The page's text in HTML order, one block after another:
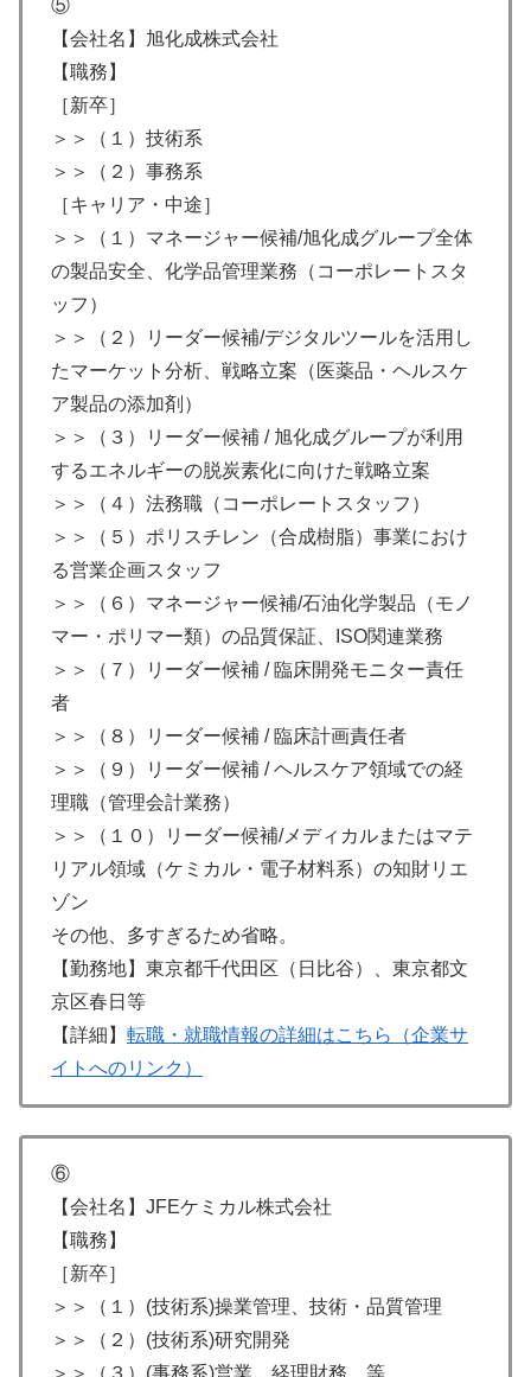
⑤
【会社名】旭化成株式会社
【職務】
［新卒］
＞＞（１）技術系
＞＞（２）事務系
［キャリア・中途］
＞＞（１）マネージャー候補/旭化成グループ全体
の製品安全、化学品管理業務（コーポレートスタ
ッフ）
＞＞（２）リーダー候補/デジタルツールを活用し
たマーケット分析、戦略立案（医薬品・ヘルスケ
ア製品の添加剤）
＞＞（３）リーダー候補 / 旭化成グループが利用
するエネルギーの脱炭素化に向けた戦略立案
＞＞（４）法務職（コーポレートスタッフ）
＞＞（５）ポリスチレン（合成樹脂）事業におけ
る営業企画スタッフ
＞＞（６）マネージャー候補/石油化学製品（モノ
マー・ポリマー類）の品質保証、ISO関連業務
＞＞（７）リーダー候補 / 臨床開発モニター責任
者
＞＞（８）リーダー候補 / 臨床計画責任者
＞＞（９）リーダー候補 / ヘルスケア領域での経
理職（管理会計業務）
＞＞（１０）リーダー候補/メディカルまたはマテ
リアル領域（ケミカル・電子材料系）の知財リエ
ゾン
その他、多すぎるため省略。
【勤務地】東京都千代田区（日比谷）、東京都文
京区春日等
【詳細】 転職・就職情報の詳細はこちら（企業サ
イトへのリンク）
⑥
【会社名】JFEケミカル株式会社
【職務】
［新卒］
＞＞（１）(技術系)操業管理、技術・品質管理
＞＞（２）(技術系)研究開発
＞＞（３）(事務系)営業、経理財務 等